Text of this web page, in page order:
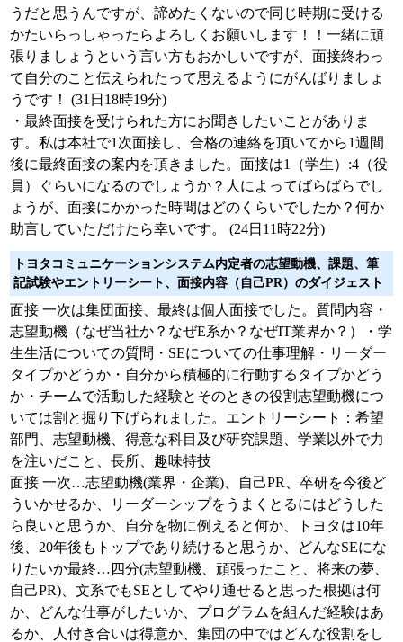
うだと思うんですが、諦めたくないので同じ時期に受ける
かたいらっしゃったらよろしくお願いします！！一緒に頑
張りましょうという言い方もおかしいですが、面接終わっ
て自分のこと伝えられたって思えるようにがんばりましょ
うです！ (31日18時19分)
・最終面接を受けられた方にお聞きしたいことがありま
す。私は本社で1次面接し、合格の連絡を頂いてから1週間
後に最終面接の案内を頂きました。面接は1（学生）:4（役
員）ぐらいになるのでしょうか？人によってばらばらでし
ょうが、面接にかかった時間はどのくらいでしたか？何か
助言していただけたら幸いです。 (24日11時22分)
トヨタコミュニケーションシステム内定者の志望動機、課題、筆
記試験やエントリーシート、面接内容（自己PR）のダイジェスト
面接 一次は集団面接、最終は個人面接でした。質問内容・
志望動機（なぜ当社か？なぜE系か？なぜIT業界か？）・学
生生活についての質問・SEについての仕事理解・リーダー
タイプかどうか・自分から積極的に行動するタイプかどう
か・チームで活動した経験とそのときの役割志望動機につ
いては割と掘り下げられました。エントリーシート：希望
部門、志望動機、得意な科目及び研究課題、学業以外で力
を注いだこと、長所、趣味特技
面接 一次…志望動機(業界・企業)、自己PR、卒研を今後ど
ういかせるか、リーダーシップをうまくとるにはどうした
ら良いと思うか、自分を物に例えると何か、トヨタは10年
後、20年後もトップであり続けると思うか、どんなSEにな
りたいか最終…四分(志望動機、頑張ったこと、将来の夢、
自己PR)、文系でもSEとしてやり通せると思った根拠は何
か、どんな仕事がしたいか、プログラムを組んだ経験はあ
るか、人付き合いは得意か、集団の中ではどんな役割をし